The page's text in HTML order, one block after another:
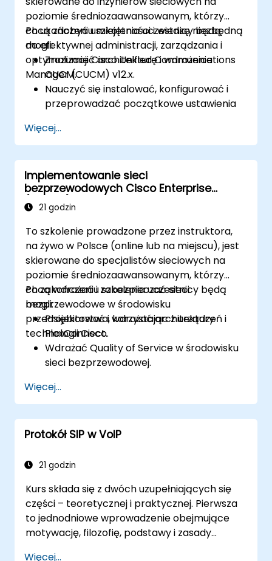
poziomie średniozaawansowanym, którzy
chcą zdobyć umiejętności i wiedzę niezbędną
do efektywnej administracji, zarządzania i
optymalizacji Cisco Unified Communications
Manager (CUCM) v12.x.
Po ukończeniu szkolenia uczestnicy będą
mogli:
Zrozumieć architekturę i wdrożenie
CUCM.
Nauczyć się instalować, konfigurować i
przeprowadzać początkowe ustawienia
urządzeń i podstawowych ustawień
sieciowych.
Wdrażać i zarządzać routingiem
połączeń.
Wykonywać konserwację systemu i
rozwiązywanie problemów.
Więcej...
Implementowanie sieci
bezprzewodowych Cisco Enterprise
(ENWLSI) v2.0
21 godzin
To szkolenie prowadzone przez instruktora,
na żywo w Polsce (online lub na miejscu), jest
skierowane do specjalistów sieciowych na
poziomie średniozaawansowanym, którzy
chcą wdrażać i zabezpieczać sieci
bezprzewodowe w środowisku
przedsiębiorstwa, korzystając z urządzeń i
technologii Cisco.
Po zakończeniu szkolenia uczestnicy będą
mogli:
Projektować i wdrażać architektury
FlexConnect.
Wdrażać Quality of Service w środowisku
sieci bezprzewodowej.
multicast w sieci bezprzewodowej.
Wdrażać zabezpieczenia dla łączności
klientów bezprzewodowych.
Więcej...
Protokół SIP w VoIP
21 godzin
Kurs składa się z dwóch uzupełniających się
części – teoretycznej i praktycznej. Pierwsza
to jednodniowe wprowadzenie obejmujące
motywację, filozofię, podstawy i zasady
Więcej...